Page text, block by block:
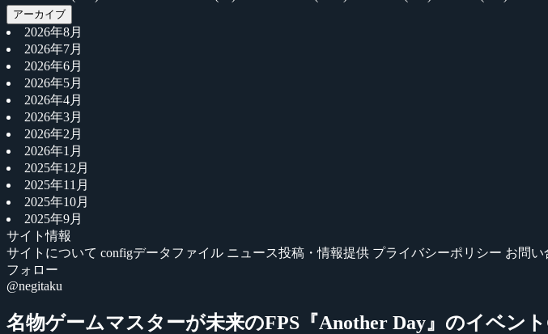
アーカイブ
2026年8月
2026年7月
2026年6月
2026年5月
2026年4月
2026年3月
2026年2月
2026年1月
2025年12月
2025年11月
2025年10月
2025年9月
サイト情報
サイトについて configデータファイル ニュース投稿・情報提供 プライバシーポリシー お問い
フォロー
@negitaku
名物ゲームマスターが未来のFPS『Another Day』のイベン